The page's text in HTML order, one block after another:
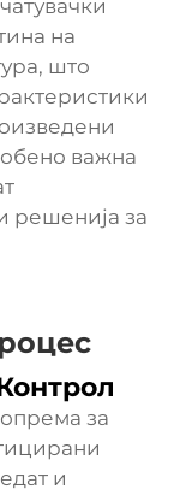
на
што
важна
решенија за
за
и